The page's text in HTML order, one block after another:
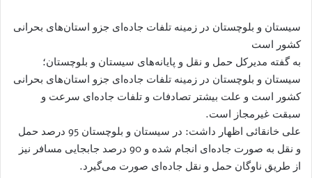
سیستان و بلوچستان در زمینه تلفات جاده‌ای جزو استان‌های بحرانی
کشور است
به گفته مدیرکل حمل و نقل و پایانه‌های سیستان و بلوچستان؛
سیستان و بلوچستان در زمینه تلفات جاده‌ای جزو استان‌های بحرانی
کشور است و علت بیشتر تصادفات و تلفات جاده‌ای سرعت و
سبقت غیرمجاز است.
علی خانقائی اظهار داشت: در سیستان و بلوچستان 95 درصد حمل
و نقل به صورت جاده‌ای انجام شده و 90 درصد جابجایی مسافر نیز
از طریق ناوگان حمل و نقل جاده‌ای صورت می‌گیرد.